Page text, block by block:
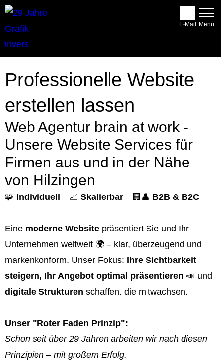
Professionelle Website
erstellen lassen
Web Agentur brain at work -
Unsere Website Services für
Firmen aus und in der Nähe
von Hilzingen
🧩 Individuell 📈 Skalierbar 🏢👤 B2B & B2C
Eine moderne Website präsentiert Sie und Ihr
Unternehmen weltweit 🌍 – klar, überzeugend und
markenkonform. Unser Fokus: Ihre Sichtbarkeit
steigern, Ihr Angebot optimal präsentieren 📣 und
digitale Strukturen schaffen, die mitwachsen.
Unser "Roter Faden Prinzip":
Schon seit über 29 Jahren arbeiten wir nach diesen
Prinzipien – mit großem Erfolg.